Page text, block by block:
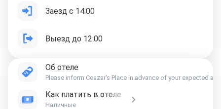
Заезд с 14:00
Выезд до 12:00
Об отеле
Please inform Ceazar's Place in advance of your expected
Как платить в отеле
Наличные